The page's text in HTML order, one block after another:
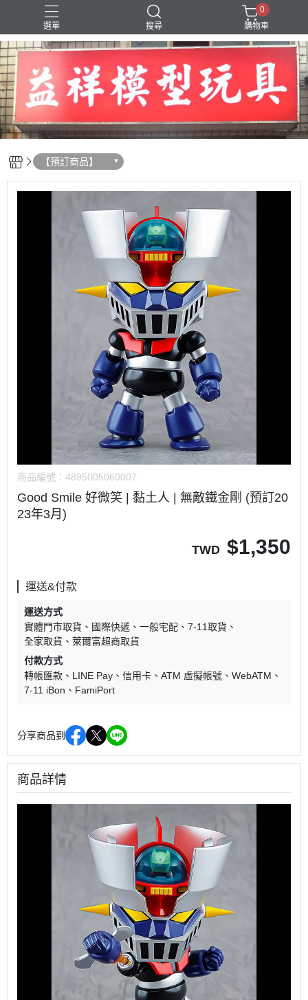
選單 搜尋
SD 三國創傑傳
0
購物車
【預訂商品】
商品編號： 4895005060007
Good Smile 好微笑 | 黏土人 | 無敵鐵金剛 (預訂20
23年3月)
TWD $1,350
運送&付款
運送方式
實體門市取貨
國際快遞 一般宅配
7-11取貨
全家取貨
萊爾富超商取貨
付款方式
轉帳匯款
LINE Pay 信用卡 ATM 虛擬帳號
WebATM
7-11 iBon
FamiPort
分享商品到
商品詳情